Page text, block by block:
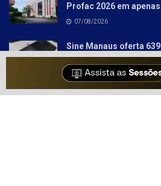
Profac 2026 em
07/08/2026
Sine Manaus oferta
nesta sexta–feira
06/08/2026